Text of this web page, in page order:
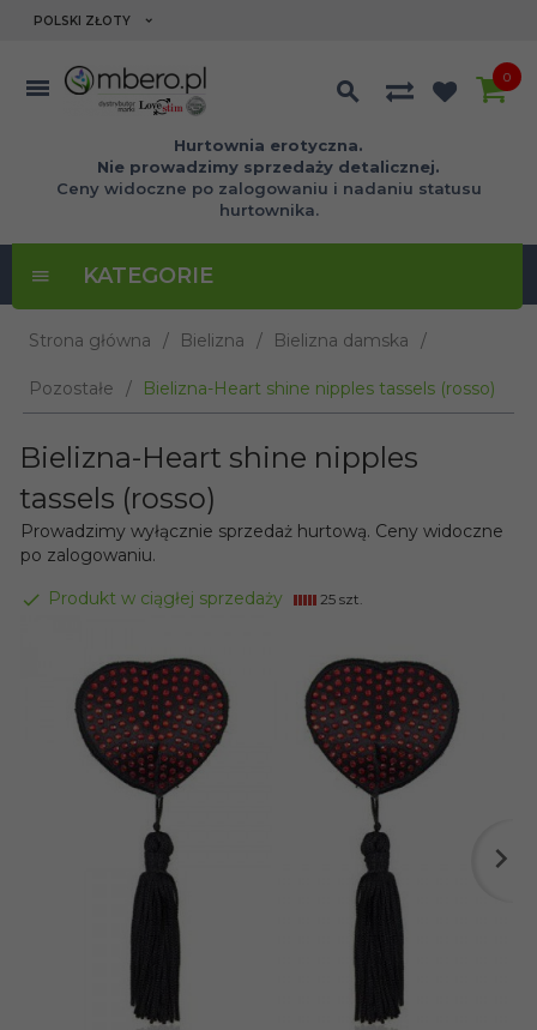
currency_h
POLSKI ZŁOTY
Hurtownia erotyczna.
Nie prowadzimy sprzedaży detalicznej.
Ceny widoczne po zalogowaniu i nadaniu statusu
hurtownika.
0
KATEGORIE
Strona główna Bielizna Bielizna damska
Pozostałe Bielizna-Heart shine nipples tassels (rosso)
Bielizna-Heart shine nipples
tassels (rosso)
Prowadzimy wyłącznie sprzedaż hurtową. Ceny widoczne
po zalogowaniu.
Produkt w ciągłej sprzedaży 25 szt.